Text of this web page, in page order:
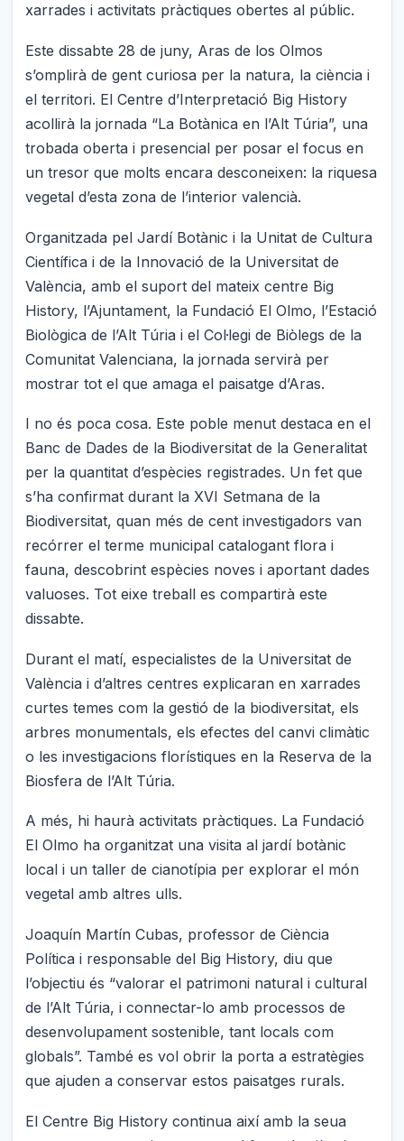
xarrades i activitats pràctiques obertes al públic.
Este dissabte 28 de juny, Aras de los Olmos
s’omplirà de gent curiosa per la natura, la ciència i
el territori. El Centre d’Interpretació Big History
acollirà la jornada “La Botànica en l’Alt Túria”, una
trobada oberta i presencial per posar el focus en
un tresor que molts encara desconeixen: la riquesa
vegetal d’esta zona de l’interior valencià.
Organitzada pel Jardí Botànic i la Unitat de Cultura
Científica i de la Innovació de la Universitat de
València, amb el suport del mateix centre Big
History, l’Ajuntament, la Fundació El Olmo, l’Estació
Biològica de l’Alt Túria i el Col·legi de Biòlegs de la
Comunitat Valenciana, la jornada servirà per
mostrar tot el que amaga el paisatge d’Aras.
I no és poca cosa. Este poble menut destaca en el
Banc de Dades de la Biodiversitat de la Generalitat
per la quantitat d’espècies registrades. Un fet que
s’ha confirmat durant la XVI Setmana de la
Biodiversitat, quan més de cent investigadors van
recórrer el terme municipal catalogant flora i
fauna, descobrint espècies noves i aportant dades
valuoses. Tot eixe treball es compartirà este
dissabte.
Durant el matí, especialistes de la Universitat de
València i d’altres centres explicaran en xarrades
curtes temes com la gestió de la biodiversitat, els
arbres monumentals, els efectes del canvi climàtic
o les investigacions florístiques en la Reserva de la
Biosfera de l’Alt Túria.
A més, hi haurà activitats pràctiques. La Fundació
El Olmo ha organitzat una visita al jardí botànic
local i un taller de cianotípia per explorar el món
vegetal amb altres ulls.
Joaquín Martín Cubas, professor de Ciència
Política i responsable del Big History, diu que
l’objectiu és “valorar el patrimoni natural i cultural
de l’Alt Túria, i connectar-lo amb processos de
desenvolupament sostenible, tant locals com
globals”. També es vol obrir la porta a estratègies
que ajuden a conservar estos paisatges rurals.
El Centre Big History continua així amb la seua